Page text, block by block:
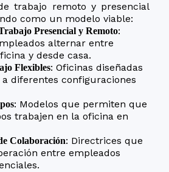
trabajo remoto y presencial
como un modelo viable:
Presencial y Remoto:
alternar entre
y desde casa.
Flexibles: Oficinas diseñadas
diferentes configuraciones
: Modelos que permiten que
trabajen en la oficina en
Colaboración: Directrices que
entre empleados